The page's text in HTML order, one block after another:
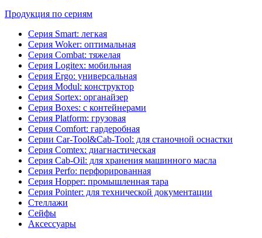
Продукция по сериям
Серия Smart: легкая
Серия Woker: оптимальная
Серия Combat: тяжелая
Серия Logitex: мобильная
Серия Ergo: универсальная
Серия Modul: конструктор
Серия Sortex: органайзер
Серия Boxes: с контейнерами
Серия Platform: грузовая
Серия Comfort: гардеробная
Серии Car-Tool&Cab-Tool: для станочной оснастки
Серия Comtex: диагнастическая
Серия Cab-Oil: для хранения машинного масла
Серия Perfo: перфорированная
Серия Hopper: промышленная тара
Серия Pointer: для технической документации
Стеллажи
Сейфы
Аксессуары